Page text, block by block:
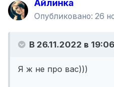
Айлинка
Опубликовано: 26
В 26.11.2022 в
Я ж не про вас)))